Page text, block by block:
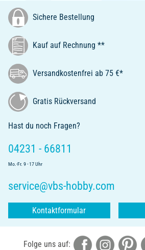
Sichere Bestellung
Kauf auf Rechnung **
Versandkostenfrei ab 75 €*
Gratis Rückversand
Hast du noch Fragen?
04231 - 66811
Mo.-Fr. 9 - 17 Uhr
service@vbs-hobby.com
Kontaktformular
Folge uns auf: